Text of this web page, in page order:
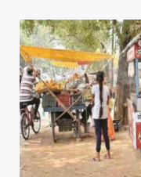
at
s
A
p
p
c
e
b
o
o
k